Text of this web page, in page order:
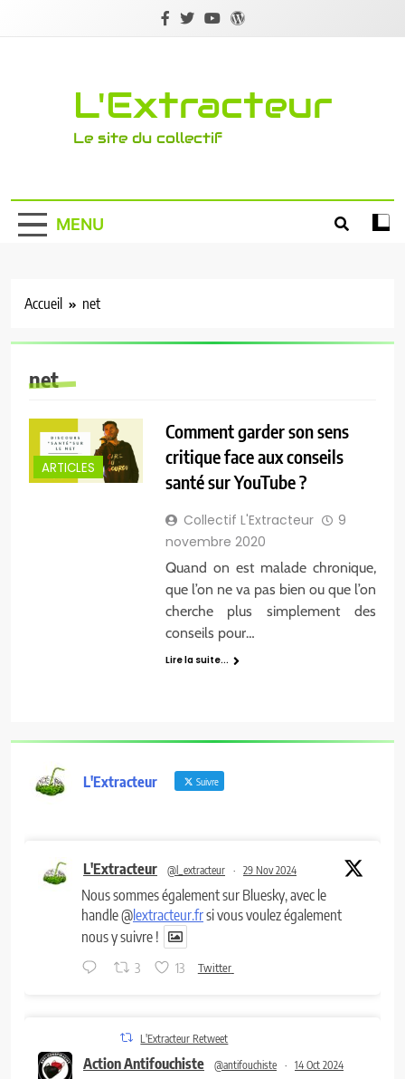
L'Extracteur
Le site du collectif
MENU
Accueil net
net
ARTICLES
Comment garder son sens
critique face aux conseils
santé sur YouTube ?
Collectif L'Extracteur
9
novembre 2020
Quand on est malade chronique,
que l’on ne va pas bien ou que l’on
cherche plus simplement des
conseils pour…
Lire la suite...
L'Extracteur Suivre
L'Extracteur @l_extracteur · 29 Nov 2024
Nous sommes également sur Bluesky, avec le
handle @lextracteur.frsi vous voulez également
nous y suivre !
3 13 Twitter
L'Extracteur Retweet
Action Antifouchiste @antifouchiste · 14 Oct 2024